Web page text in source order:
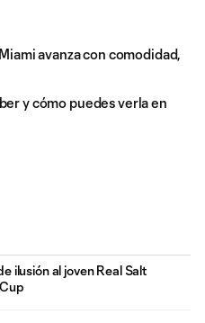
avanza con comodidad,
y cómo puedes verla en
ilusión al joven Real Salt